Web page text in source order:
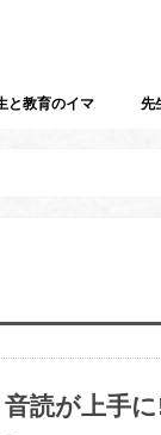
と教育のイマ 先
音読が上手